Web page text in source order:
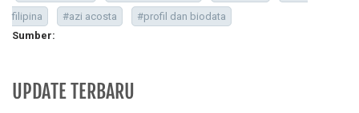
filipina
#azi acosta
#profil dan biodata
Sumber:
UPDATE TERBARU